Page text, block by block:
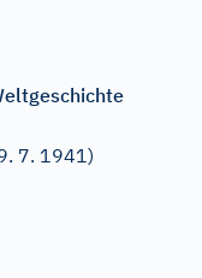
7. 1941)